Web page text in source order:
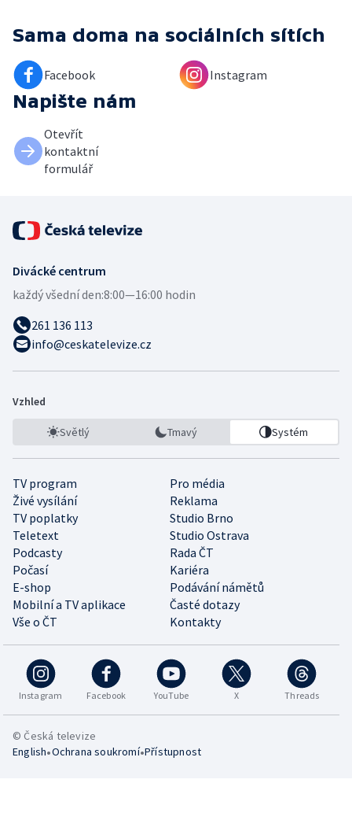
Sama doma na sociálních sítích
Facebook Instagram
Napište nám
Otevřít
kontaktní
formulář
Divácké centrum
každý všední den:8:00—16:00 hodin
261 136 113
info@ceskatelevize.cz
Vzhled
Světlý Tmavý Systém
TV program
Pro média
Živé vysílání
Reklama
TV poplatky
Studio Brno
Teletext
Studio Ostrava
Podcasty
Rada ČT
Počasí
Kariéra
E-shop
Podávání námětů
Mobilní a TV aplikace
Časté dotazy
Vše o ČT
Kontakty
Instagram Facebook YouTube X Threads
© Česká televize
English•Ochrana soukromí•Přístupnost